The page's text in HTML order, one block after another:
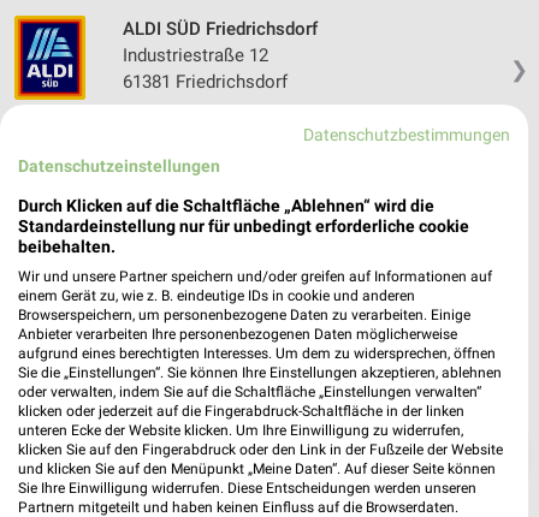
❯
ALDI SÜD Friedrichsdorf
Industriestraße 12
61381 Friedrichsdorf
415,88 km • Angebote: 6 Prospekte
❯
Datenschutzbestimmungen
Datenschutzeinstellungen
Durch Klicken auf die Schaltfläche „Ablehnen“ wird die
Standardeinstellung nur für unbedingt erforderliche cookie
beibehalten.
Wir und unsere Partner speichern und/oder greifen auf Informationen auf
einem Gerät zu, wie z. B. eindeutige IDs in cookie und anderen
Browserspeichern, um personenbezogene Daten zu verarbeiten. Einige
Anbieter verarbeiten Ihre personenbezogenen Daten möglicherweise
aufgrund eines berechtigten Interesses. Um dem zu widersprechen, öffnen
Sie die „Einstellungen“. Sie können Ihre Einstellungen akzeptieren, ablehnen
oder verwalten, indem Sie auf die Schaltfläche „Einstellungen verwalten“
klicken oder jederzeit auf die Fingerabdruck-Schaltfläche in der linken
unteren Ecke der Website klicken. Um Ihre Einwilligung zu widerrufen,
klicken Sie auf den Fingerabdruck oder den Link in der Fußzeile der Website
und klicken Sie auf den Menüpunkt „Meine Daten“. Auf dieser Seite können
Sie Ihre Einwilligung widerrufen. Diese Entscheidungen werden unseren
Partnern mitgeteilt und haben keinen Einfluss auf die Browserdaten.